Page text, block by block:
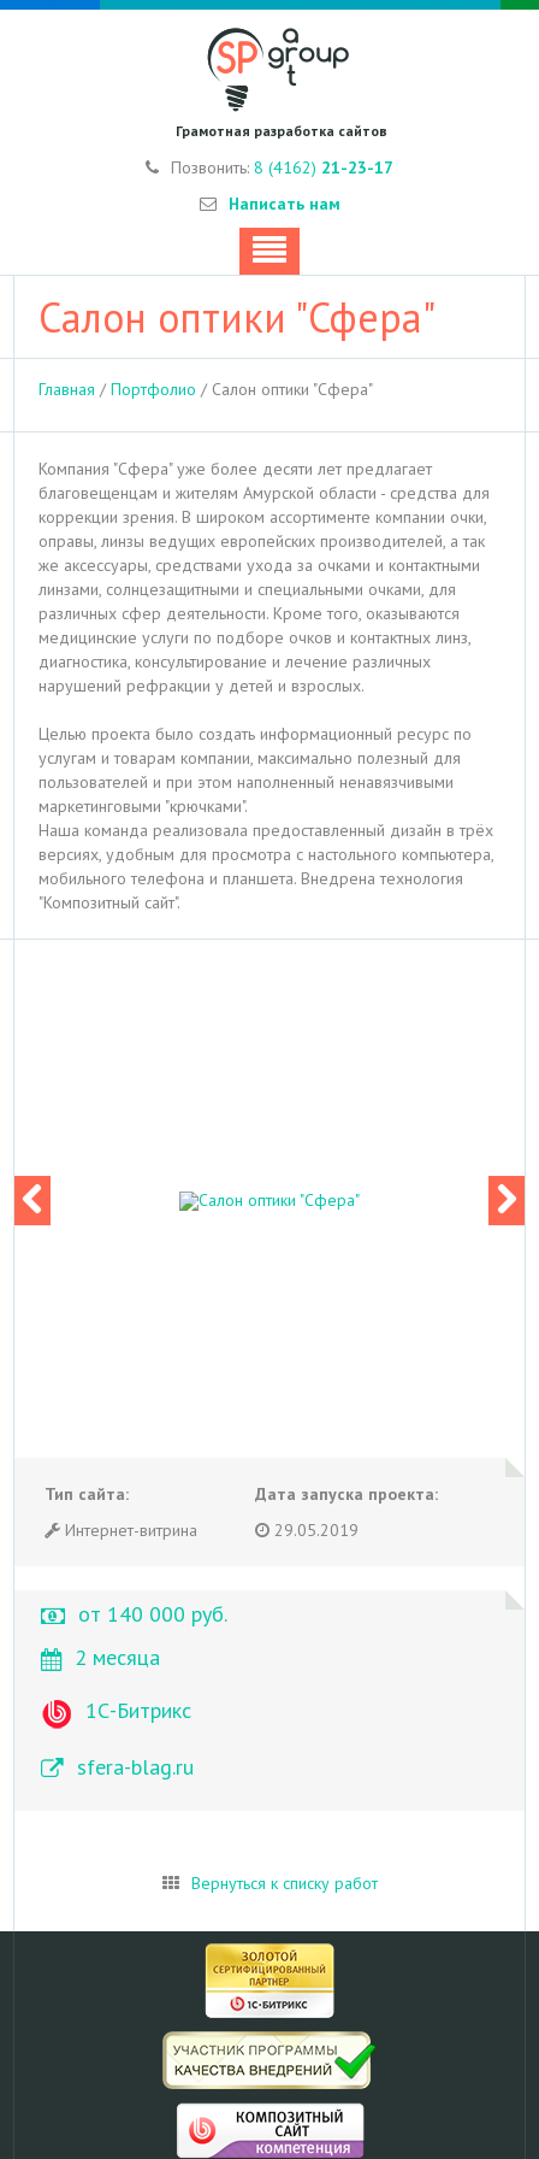
Грамотная разработка сайтов
Позвонить: 8 (4162) 21-23-17
Написать нам
Салон оптики "Сфера"
Главная /Портфолио / Салон оптики "Сфера"
Компания "Сфера" уже более десяти лет предлагает
благовещенцам и жителям Амурской области - средства для
коррекции зрения. В широком ассортименте компании очки,
оправы, линзы ведущих европейских производителей, а так
же аксессуары, средствами ухода за очками и контактными
линзами, солнцезащитными и специальными очками, для
различных сфер деятельности. Кроме того, оказываются
медицинские услуги по подборе очков и контактных линз,
диагностика, консультирование и лечение различных
нарушений рефракции у детей и взрослых.
Целью проекта было создать информационный ресурс по
услугам и товарам компании, максимально полезный для
пользователей и при этом наполненный ненавязчивыми
маркетинговыми "крючками".
Наша команда реализовала предоставленный дизайн в трёх
версиях, удобным для просмотра с настольного компьютера,
мобильного телефона и планшета. Внедрена технология
"Композитный сайт".
Тип сайта:
Дата запуска проекта:
Интернет-витрина
29.05.2019
от 140 000 руб.
2 месяца
1С-Битрикс
sfera-blag.ru
Вернуться к списку работ